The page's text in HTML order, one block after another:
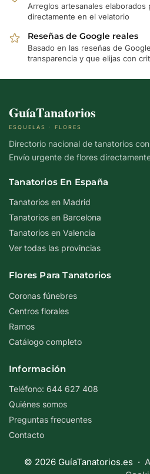
Arreglos artesanales elaborados
directamente en el velatorio
Reseñas de Google reales
Basado en las reseñas de
transparencia y que elijas con
GuíaTanatorios
ESQUELAS · FLORES
Directorio nacional de tanatorios
Envío urgente de flores
Tanatorios En España
Tanatorios en Madrid
Tanatorios en Barcelona
Tanatorios en Valencia
Ver todas las provincias
Flores Para Tanatorios
Coronas fúnebres
Centros florales
Ramos
Catálogo completo
Información
Teléfono: 644 627 408
Quiénes somos
Preguntas frecuentes
Contacto
© 2026 GuíaTanatorios.es ·